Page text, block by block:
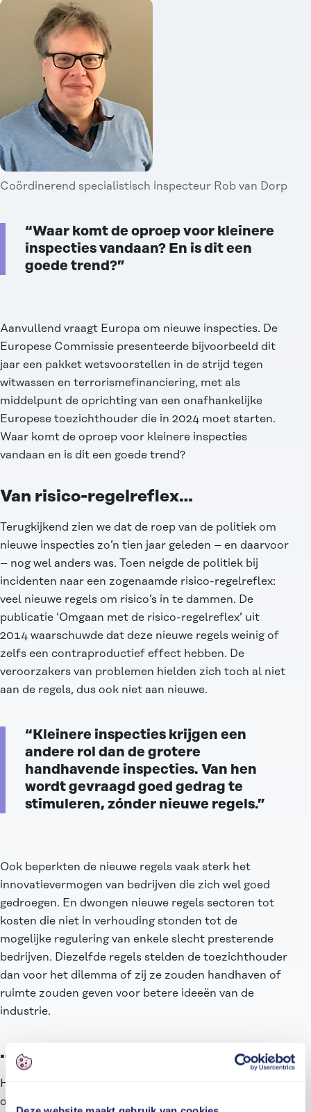
Coördinerend specialistisch inspecteur Rob van Dorp
“Waar komt de oproep voor kleinere
inspecties vandaan? En is dit een
goede trend?”
Aanvullend vraagt Europa om nieuwe inspecties. De
Europese Commissie presenteerde bijvoorbeeld dit
jaar een pakket wetsvoorstellen in de strijd tegen
witwassen en terrorismefinanciering, met als
middelpunt de oprichting van een onafhankelijke
Europese toezichthouder die in 2024 moet starten.
Waar komt de oproep voor kleinere inspecties
vandaan en is dit een goede trend?
Van risico-regelreflex…
Terugkijkend zien we dat de roep van de politiek om
nieuwe inspecties zo’n tien jaar geleden – en daarvoor
– nog wel anders was. Toen neigde de politiek bij
incidenten naar een zogenaamde risico-regelreflex:
veel nieuwe regels om risico’s in te dammen. De
publicatie ‘Omgaan met de risico-regelreflex’ uit
2014 waarschuwde dat deze nieuwe regels weinig of
zelfs een contraproductief effect hebben. De
veroorzakers van problemen hielden zich toch al niet
aan de regels, dus ook niet aan nieuwe.
“Kleinere inspecties krijgen een
andere rol dan de grotere
handhavende inspecties. Van hen
wordt gevraagd goed gedrag te
stimuleren, zónder nieuwe regels.”
Ook beperkten de nieuwe regels vaak sterk het
innovatievermogen van bedrijven die zich wel goed
gedroegen. En dwongen nieuwe regels sectoren tot
kosten die niet in verhouding stonden tot de
mogelijke regulering van enkele slecht presterende
bedrijven. Diezelfde regels stelden de toezichthouder
dan voor het dilemma of zij ze zouden handhaven of
ruimte zouden geven voor betere ideeën van de
industrie.
…Naar strenge handhaving…
Het lijkt erop dat de nieuwe regels dus niet de
oplossing waren en eigenlijk juist meer overtredingen